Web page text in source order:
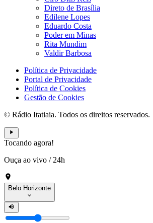
Direto de Brasília
Edilene Lopes
Eduardo Costa
Poder em Minas
Rita Mundim
Valdir Barbosa
Política de Privacidade
Portal de Privacidade
Política de Cookies
Gestão de Cookies
© Rádio Itatiaia. Todos os direitos reservados.
Tocando agora!
Ouça ao vivo / 24h
Belo Horizonte